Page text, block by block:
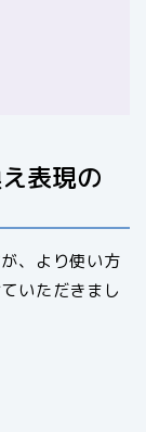
表現の
、より使い方
いただきまし